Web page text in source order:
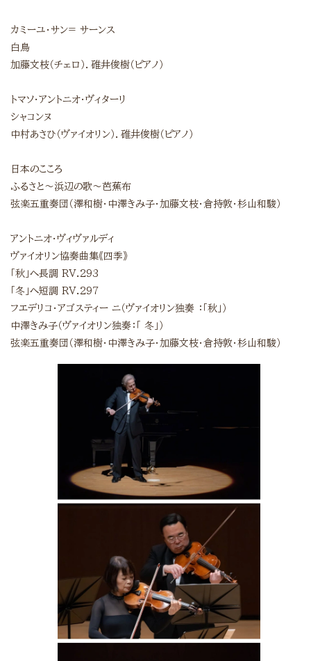
カミーユ・サン= サーンス
白鳥
加藤文枝（チェロ）．碓井俊樹（ピアノ）
トマソ・アントニオ・ヴィターリ
シャコンヌ
中村あさひ（ヴァイオリン）．碓井俊樹（ピアノ）
日本のこころ
ふるさと～浜辺の歌～芭蕉布
弦楽五重奏団（澤和樹・中澤きみ子・加藤文枝・倉持敦・杉山和駿）
アントニオ・ヴィヴァルディ
ヴァイオリン協奏曲集《四季》
「秋」へ長調 RV.293
「冬」へ短調 RV.297
フエデリコ・アゴスティー ニ（ヴァイオリン独奏 ：「秋」）
中澤きみ子（ヴァイオリン独奏：「 冬」）
弦楽五重奏団（澤和樹・中澤きみ子・加藤文枝・倉持敦・杉山和駿）